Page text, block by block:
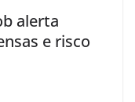
alerta
e risco